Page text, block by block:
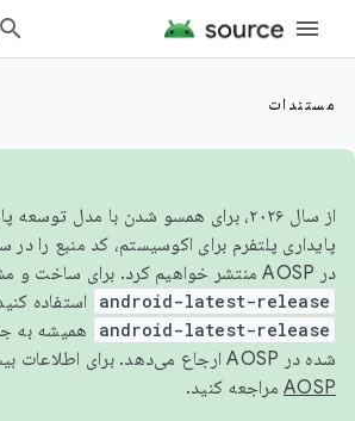
مستندات
از سال ۲۰۲۶، برای همسو شدن با مدل
پایداری پلتفرم برای اکوسیستم، کد منبع را
در AOSP منتشر خواهیم کرد. برای ساخت و مشارکت در AOSP،
android-latest-release استفاده
android-latest-release
همیشه به
شده در AOSP ارجاع می‌دهد. برای اطلاعات بیشتر، به
AOSP مراجعه کنید.